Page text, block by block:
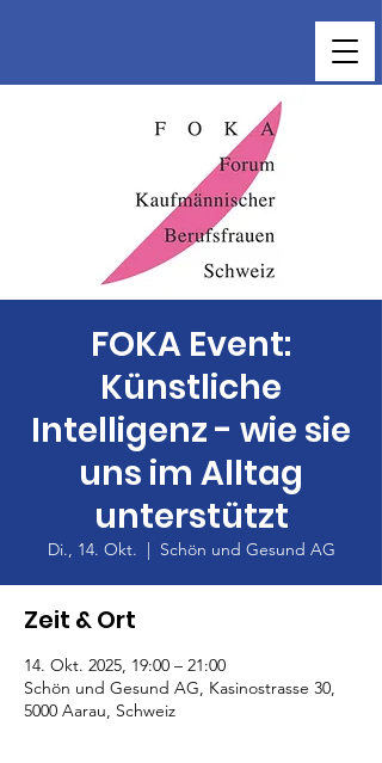
FOKA Event:
Künstliche
Intelligenz - wie sie
uns im Alltag
unterstützt
Di., 14. Okt.
  |
Schön und Gesund AG
Zeit & Ort
14. Okt. 2025, 19:00 – 21:00
Schön und Gesund AG, Kasinostrasse 30,
5000 Aarau, Schweiz